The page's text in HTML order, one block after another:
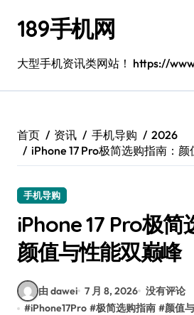
189手机网
大型手机资讯类网站！ https://
首页 资讯 手机导购
2026
iPhone 17 Pro极简选购指南：
手机导购
iPhone 17 Pro极简
颜值与性能双巅峰
由 dawei 7 月 8, 2026 没有评论
#iPhone17Pro #极简选购指南 #颜值